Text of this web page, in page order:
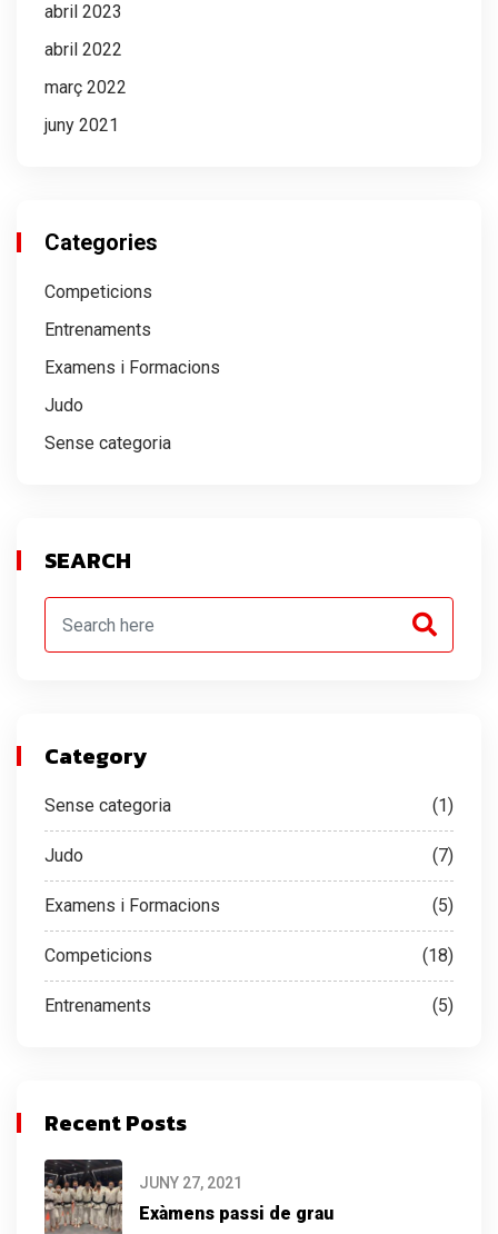
abril 2023
abril 2022
març 2022
juny 2021
Categories
Competicions
Entrenaments
Examens i Formacions
Judo
Sense categoria
SEARCH
Category
Sense categoria (1)
Judo (7)
Examens i Formacions (5)
Competicions (18)
Entrenaments (5)
Recent Posts
JUNY 27, 2021
Exàmens passi de grau